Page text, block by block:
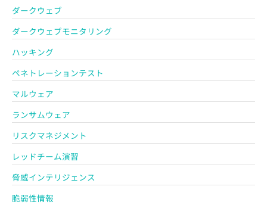
ダークウェブ
ダークウェブモニタリング
ハッキング
ペネトレーションテスト
マルウェア
ランサムウェア
リスクマネジメント
レッドチーム演習
脅威インテリジェンス
脆弱性情報